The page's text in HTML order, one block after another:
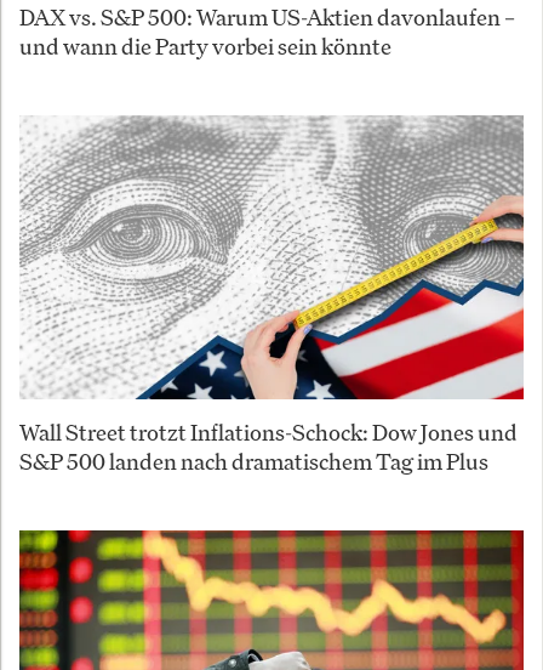
DAX vs. S&P 500: Warum US-Aktien davonlaufen –
und wann die Party vorbei sein könnte
Wall Street trotzt Inflations-Schock: Dow Jones und
S&P 500 landen nach dramatischem Tag im Plus